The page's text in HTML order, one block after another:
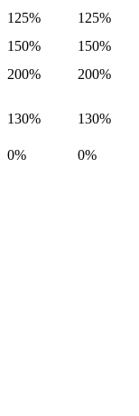
125%
125%
150%
150%
200%
200%
130% 130%
0%
0%